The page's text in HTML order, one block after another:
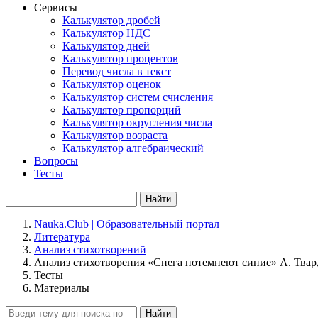
Сервисы
Калькулятор дробей
Калькулятор НДС
Калькулятор дней
Калькулятор процентов
Перевод числа в текст
Калькулятор оценок
Калькулятор систем счисления
Калькулятор пропорций
Калькулятор округления числа
Калькулятор возраста
Калькулятор алгебраический
Вопросы
Тесты
Найти
Nauka.Club | Образовательный портал
Литература
Анализ стихотворений
Анализ стихотворения «Снега потемнеют синие» А.
Тесты
Материалы
Найти